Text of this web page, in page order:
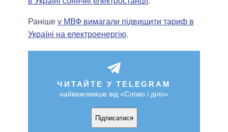
Раніше у МВФ вимагали підвищити тариф в
Україні на електроенергію.
ЧИТАЙТЕ У TELEGRAM
найважливіше від «Слово і діло»
Підписатися